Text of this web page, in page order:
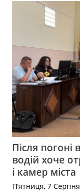
Після
водій хоче
і камер міста
П’ятниця, 7